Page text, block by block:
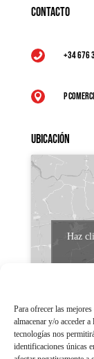
Para ofrecer las
almacenar y/o acceder
tecnologías nos
identificaciones únicas
Contacto
 +34 676
 P
Ubicación
Haz